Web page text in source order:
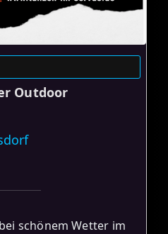
Outdoor
schönem Wetter im